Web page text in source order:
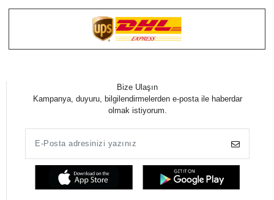
Bize Ulaşın
Kampanya, duyuru, bilgilendirmelerden e-posta ile haberdar
olmak istiyorum.